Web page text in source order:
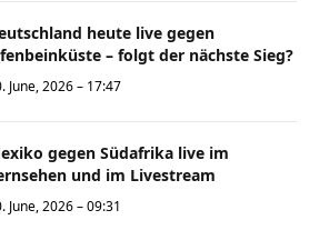
heute live gegen
– folgt der nächste Sieg?
June, 2026 – 17:47
gegen Südafrika live im
und im Livestream
June, 2026 – 09:31